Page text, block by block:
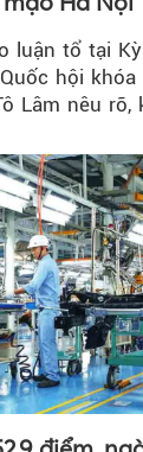
luận tổ tại
hội khóa
Lâm nêu rõ,